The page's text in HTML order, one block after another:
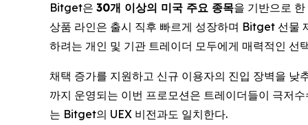
Bitget은 30개 이상의 미국 주요 종목을 기반으로
상품 라인은 출시 직후 빠르게 성장하며 Bitget 선물
하려는 개인 및 기관 트레이더 모두에게 매력적인 선
채택 증가를 지원하고 신규 이용자의 진입 장벽을
까지 운영되는 이번 프로모션은 트레이더들이 극저
는 Bitget의 UEX 비전과도 일치한다.